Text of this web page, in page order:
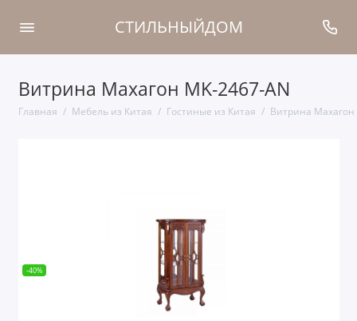
СТИЛЬНЫЙДОМ
Витрина Махагон MK-2467-AN
Главная Мебель из Китая Гостиные из Китая Витрина Махагон
-40%